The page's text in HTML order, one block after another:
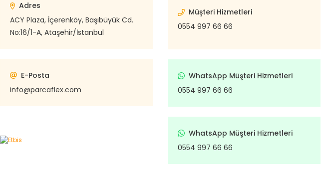
Adres
ACY Plaza, İçerenköy, Başıbüyük Cd.
No:16/1-A, Ataşehir/İstanbul
E-Posta
info@parcaflex.com
Müşteri Hizmetleri
0554 997 66 66
WhatsApp Müşteri Hizmetleri
0554 997 66 66
WhatsApp Müşteri Hizmetleri
0554 997 66 66